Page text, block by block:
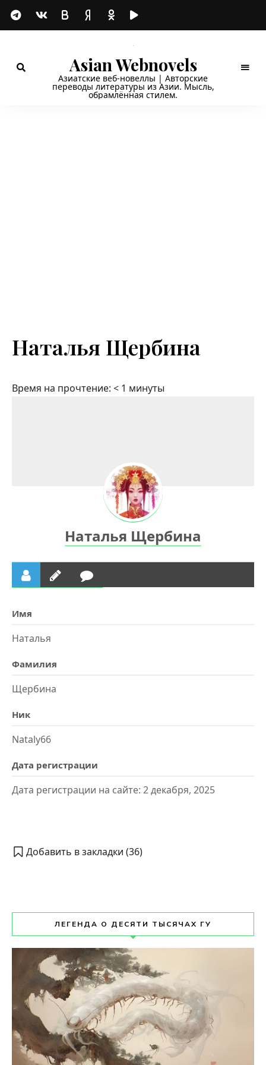
Asian Webnovels
Азиатские веб-новеллы | Авторские
переводы литературы из Азии. Мысль,
обрамлённая стилем.
Наталья Щербина
Время на прочтение: < 1 минуты
Наталья Щербина
Имя
Наталья
Фамилия
Щербина
Ник
Nataly66
Дата регистрации
Дата регистрации на сайте: 2 декабря, 2025
Добавить в закладки (36)
ЛЕГЕНДА О ДЕСЯТИ ТЫСЯЧАХ ГУ